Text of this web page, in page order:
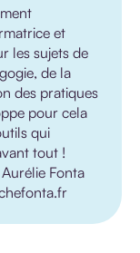
et
les sujets de
de la
des pratiques
pour cela
qui
tout !
Fonta